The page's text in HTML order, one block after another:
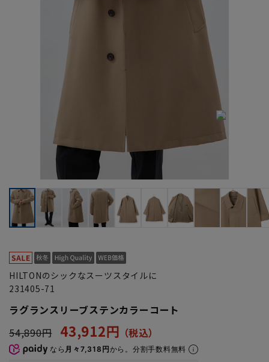
HILTONのシックなスーツスタイルに
231405-71
ラグランスリーブステンカラーコート
54,890円
43,912円
なら 月々7,318円から。分割手数料無料